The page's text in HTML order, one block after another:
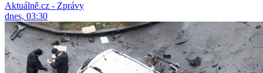
Aktuálně.cz - Zprávy
dnes, 03:30